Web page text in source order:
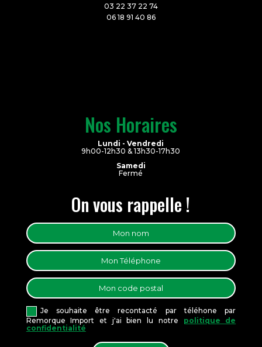
03 22 37 22 74
06 18 91 40 86
Nos Horaires
Lundi - Vendredi
9h00-12h30 & 13h30-17h30
Samedi
Fermé
On vous rappelle !
Je souhaite être recontacté par téléhone par
Remorque Import et j'ai bien lu notre politique de
confidentialité